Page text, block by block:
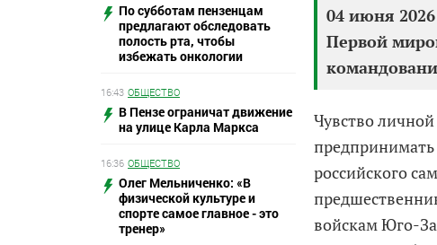
По субботам пензенцам
предлагают обследовать
полость рта, чтобы
избежать онкологии
16:43 ОБЩЕСТВО
В Пензе ограничат движение
на улице Карла Маркса
16:36 ОБЩЕСТВО
Олег Мельниченко: «В
физической культуре и
спорте самое главное - это
тренер»
04 июня
Первой
Чувство
российского
войскам Юго-